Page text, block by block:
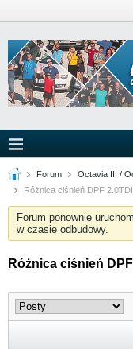
Forum Octavia III /
Różnica ciśnień DPF
Forum ponownie
w czasie odbudowy.
Różnica ciśnień